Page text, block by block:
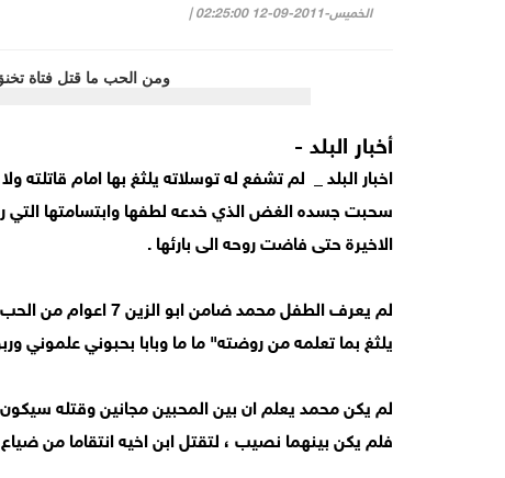
الخميس-2011-09-12 02:25:00 |
أخبار البلد -
اخبار البلد _ لم تشفع له توسلاته يلثغ بها امام قاتلته
سحبت جسده الغض الذي خدعه لطفها وابتسامتها التي
الاخيرة حتى فاضت روحه الى بارئها .
لم يعرف الطفل محمد
يلثغ بما تعلمه من روضته" ما ما وبابا بحبوني علموني
لم يكن محمد يعلم ان بين المحبين مجانين وقتله
فلم يكن بينهما نصيب ، لتقتل ابن اخيه انتقاما من